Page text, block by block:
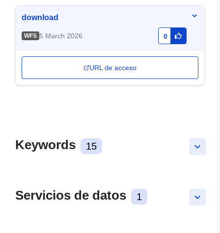
download
WFS 5 March 2026 0
URL de acceso
keyboard_arrow_down
Keywords 15
keyboard_arrow_down
Servicios de datos 1